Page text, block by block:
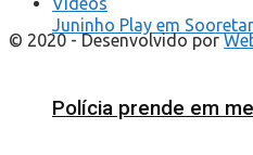
Polícia prende em
© 2020 - Desenvolvido por